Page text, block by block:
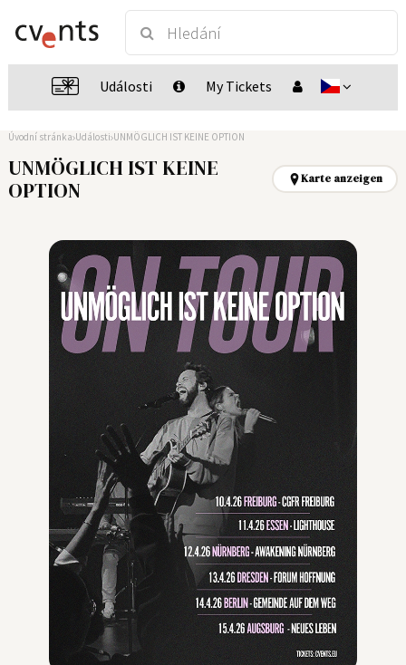
Události My Tickets
Úvodní stránka Události UNMÖGLICH IST KEINE OPTION
UNMÖGLICH IST KEINE
OPTION
Karte anzeigen